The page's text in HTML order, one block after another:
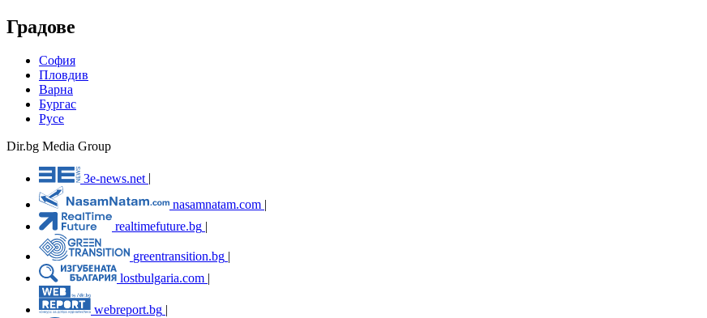
Градове
София
Пловдив
Варна
Бургас
Русе
Dir.bg Media Group
3e-news.net
nasamnatam.com |
realtimefuture.bg |
greentransition.bg |
lostbulgaria.com |
webreport.bg